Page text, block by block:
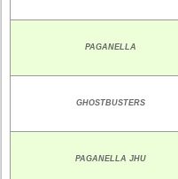
PAGANELLA
GHOSTBUSTERS
PAGANELLA JHU